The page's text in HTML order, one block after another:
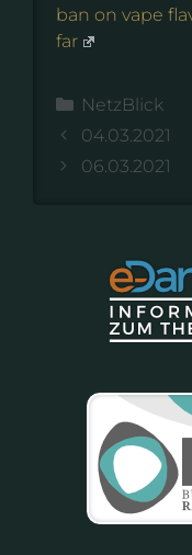
ban on vape
far
Kategorien
NetzBlick
04.03.2021
06.03.2021